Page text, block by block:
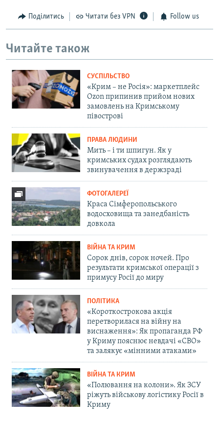
Поділитись Читати без VPN Follow us
Читайте також
СУСПІЛЬСТВО
«Крим – не Росія»: маркетплейс
Ozon припинив прийом нових
замовлень на Кримському
півострові
ПРАВА ЛЮДИНИ
Мить – і ти шпигун. Як у
кримських судах розглядають
звинувачення в держзраді
ФОТОГАЛЕРЕЇ
Краса Сімферопольського
водосховища та занедбаність
довкола
ВІЙНА ТА КРИМ
Сорок днів, сорок ночей. Про
результати кримської операції з
примусу Росії до миру
ПОЛІТИКА
«Короткострокова акція
перетворилася на війну на
виснаження»: Як пропаганда РФ
у Криму пояснює невдачі «СВО»
та залякує «мінними атаками»
ВІЙНА ТА КРИМ
«Полювання на колони». Як ЗСУ
ріжуть військову логістику Росії в
Криму